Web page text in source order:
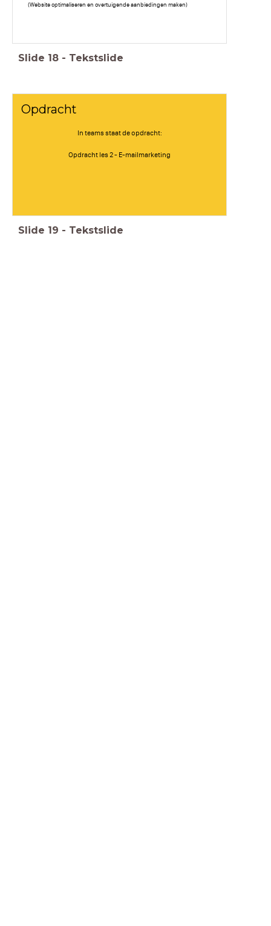
(Website optimaliseren en overtuigende aanbiedingen maken)
Slide 18 - Tekstslide
Opdracht
In teams staat de opdracht:
Opdracht les 2 - E-mailmarketing
Slide 19 - Tekstslide